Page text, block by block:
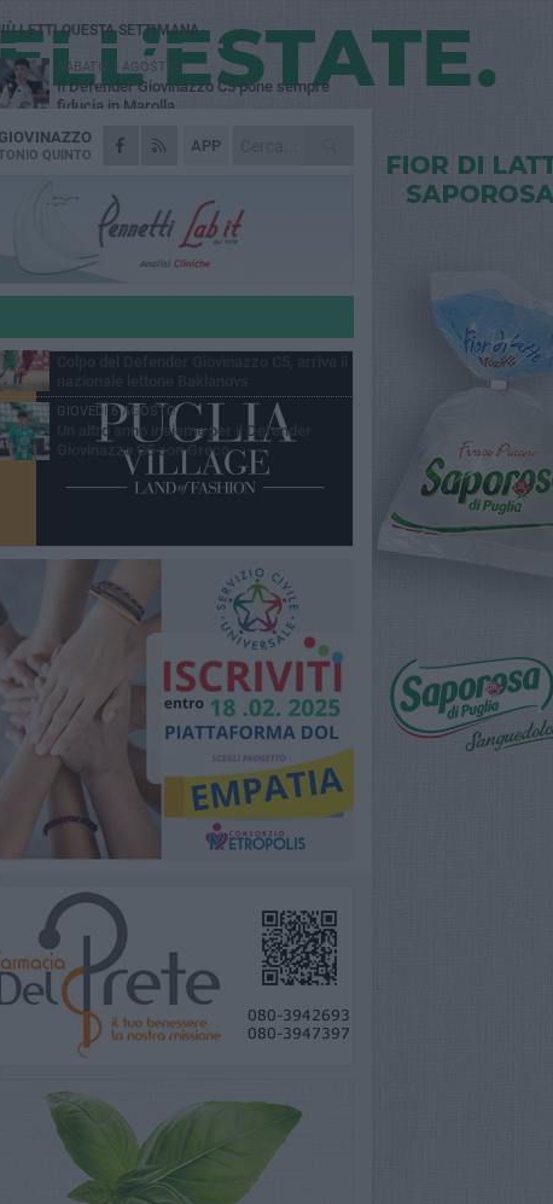
APP
GIOVINAZZO
QUINTO
LETTI QUESTA SETTIMANA
SABATO 1 AGOSTO
Il Defender Giovinazzo C5 pone sempre
fiducia in Marolla
MARTEDÌ 4 AGOSTO
U.S. Giovinazzo Calcio: una giornata per
DOMENICA 2 AGOSTO
Trofeo Adriatico e Mar Ionio: Giovinazzo si
gioca il titolo in Cala Porto
GIOVEDÌ 6 AGOSTO
Vogatori Giovinazzo, sfuma il sogno Trofeo
MARTEDÌ 4 AGOSTO
GIOVEDÌ 6 AGOSTO
Un altro anno insieme per il Defender
Giovinazzo C5 con Greco